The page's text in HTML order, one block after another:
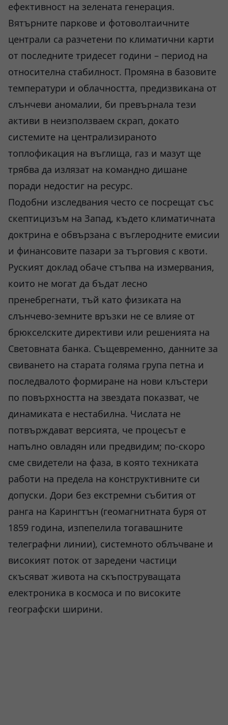
ефективност на зелената генерация.
Вятърните паркове и фотоволтаичните
централи са разчетени по климатични карти
от последните тридесет години – период на
относителна стабилност. Промяна в базовите
температури и облачността, предизвикана от
слънчеви аномалии, би превърнала тези
активи в неизползваем скрап, докато
системите на централизираното
топлофикация на въглища, газ и мазут ще
трябва да излязат на командно дишане
поради недостиг на ресурс.
Подобни изследвания често се посрещат със
скептицизъм на Запад, където климатичната
доктрина е обвързана с въглеродните емисии
и финансовите пазари за търговия с квоти.
Руският доклад обаче стъпва на измервания,
които не могат да бъдат лесно
пренебрегнати, тъй като физиката на
слънчево-земните връзки не се влияе от
брюкселските директиви или решенията на
Световната банка. Същевременно, данните за
свиването на старата голяма група петна и
последвалото формиране на нови клъстери
по повърхността на звездата показват, че
динамиката е нестабилна. Числата не
потвърждават версията, че процесът е
напълно овладян или предвидим; по-скоро
сме свидетели на фаза, в която техниката
работи на предела на конструктивните си
допуски. Дори без екстремни събития от
ранга на Карингтън (геомагнитната буря от
1859 година, изпепелила тогавашните
телеграфни линии), системното облъчване и
високият поток от заредени частици
скъсяват живота на скъпоструващата
електроника в космоса и по високите
географски ширини.